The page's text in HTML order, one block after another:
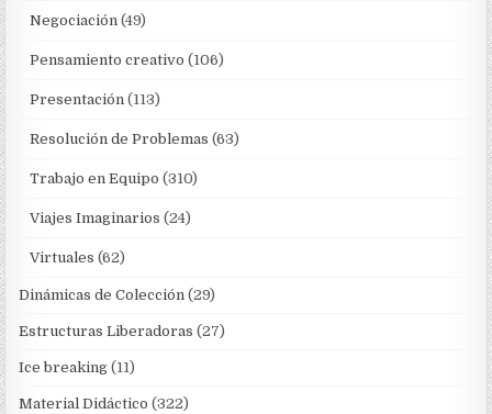
Negociación (49)
Pensamiento creativo (106)
Presentación (113)
Resolución de Problemas (63)
Trabajo en Equipo (310)
Viajes Imaginarios (24)
Virtuales (62)
Dinámicas de Colección (29)
Estructuras Liberadoras (27)
Ice breaking (11)
Material Didáctico (322)